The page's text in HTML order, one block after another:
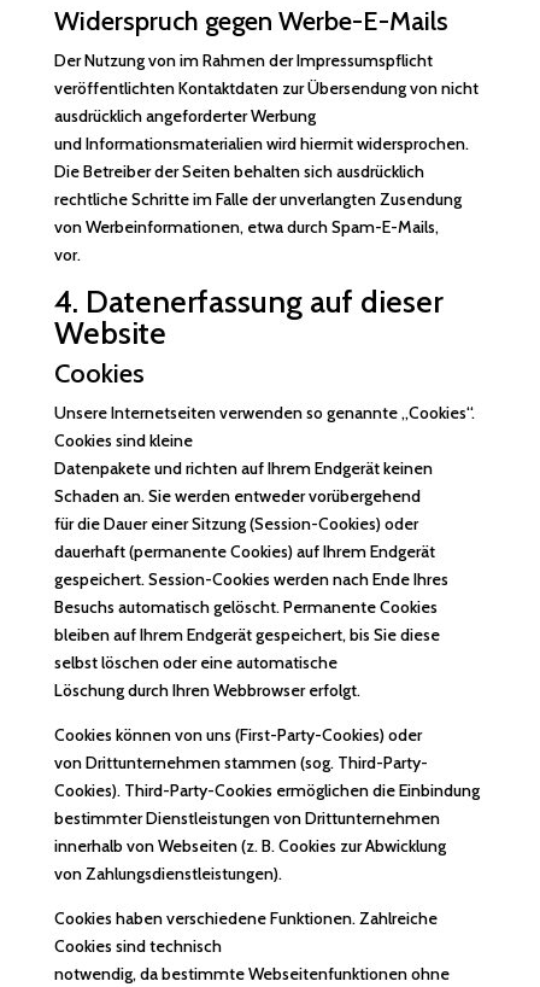
Widerspruch gegen Werbe-E-Mails
Der Nutzung von im Rahmen der Impressumspflicht
veröffentlichten Kontaktdaten zur Übersendung von nicht
ausdrücklich angeforderter Werbung
und Informationsmaterialien wird hiermit widersprochen.
Die Betreiber der Seiten behalten sich ausdrücklich
rechtliche Schritte im Falle der unverlangten Zusendung
von Werbeinformationen, etwa durch Spam-E-Mails,
vor.
4. Datenerfassung auf dieser
Website
Cookies
Unsere Internetseiten verwenden so genannte „Cookies“.
Cookies sind kleine
Datenpakete und richten auf Ihrem Endgerät keinen
Schaden an. Sie werden entweder vorübergehend
für die Dauer einer Sitzung (Session-Cookies) oder
dauerhaft (permanente Cookies) auf Ihrem Endgerät
gespeichert. Session-Cookies werden nach Ende Ihres
Besuchs automatisch gelöscht. Permanente Cookies
bleiben auf Ihrem Endgerät gespeichert, bis Sie diese
selbst löschen oder eine automatische
Löschung durch Ihren Webbrowser erfolgt.
Cookies können von uns (First-Party-Cookies) oder
von Drittunternehmen stammen (sog. Third-Party-
Cookies). Third-Party-Cookies ermöglichen die Einbindung
bestimmter Dienstleistungen von Drittunternehmen
innerhalb von Webseiten (z. B. Cookies zur Abwicklung
von Zahlungsdienstleistungen).
Cookies haben verschiedene Funktionen. Zahlreiche
Cookies sind technisch
notwendig, da bestimmte Webseitenfunktionen ohne